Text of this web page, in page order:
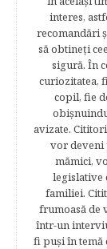
interes,
recomandări
să obtineţi
sigură. În
curiozitatea,
copil, fie
avizate.
vor deveni
mămici,
legislative
familiei.
frumoasă de
într-un
fi puşi în temă